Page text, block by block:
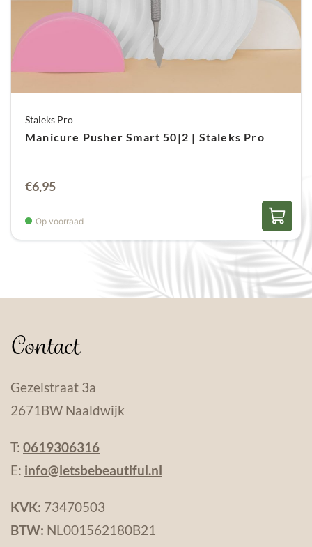
Staleks Pro
Manicure Pusher Smart 50|2 | Staleks Pro
€6,95
Op voorraad
Contact
Gezelstraat 3a
2671BW Naaldwijk
T: 0619306316
E: info@letsbebeautiful.nl
KVK: 73470503
BTW: NL001562180B21